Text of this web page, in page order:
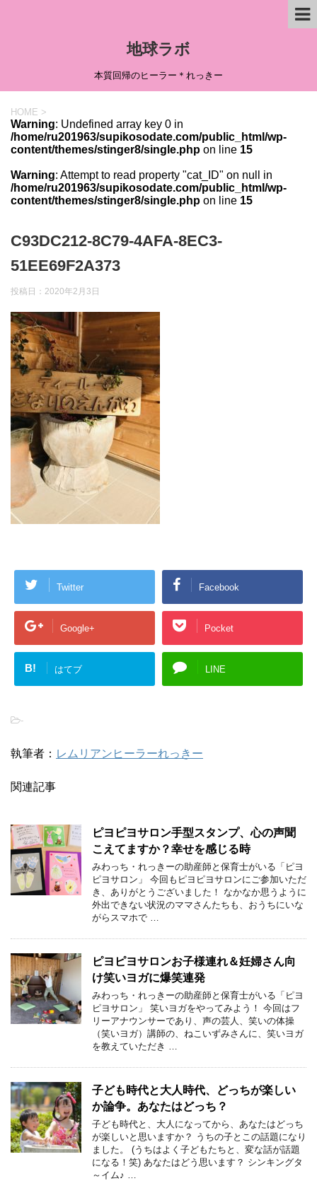
地球ラボ
本質回帰のヒーラー＊れっきー
HOME >
Warning: Undefined array key 0 in
/home/ru201963/supikosodate.com/public_html/wp-
content/themes/stinger8/single.php on line 15
Warning: Attempt to read property "cat_ID" on null in
/home/ru201963/supikosodate.com/public_html/wp-
content/themes/stinger8/single.php on line 15
C93DC212-8C79-4AFA-8EC3-
51EE69F2A373
投稿日： 2020年2月3日
Twitter Facebook
Google+ Pocket
B! はてブ LINE
-
執筆者： レムリアンヒーラーれっきー
関連記事
ピヨピヨサロン手型スタンプ、心の声聞
こえてますか？幸せを感じる時
みわっち・れっきーの助産師と保育士がいる「ピヨ
ピヨサロン」 今回もピヨピヨサロンにご参加いただ
き、ありがとうございました！ なかなか思うように
外出できない状況のママさんたちも、おうちにいな
がらスマホで …
ピヨピヨサロンお子様連れ＆妊婦さん向
け笑いヨガに爆笑連発
みわっち・れっきーの助産師と保育士がいる「ピヨ
ピヨサロン」 笑いヨガをやってみよう！ 今回はフ
リーアナウンサーであり、声の芸人、笑いの体操
（笑いヨガ）講師の、ねこいずみさんに、笑いヨガ
を教えていただき …
子ども時代と大人時代、どっちが楽しい
か論争。あなたはどっち？
子ども時代と、大人になってから、あなたはどっち
が楽しいと思いますか？ うちの子とこの話題になり
ました。 (うちはよく子どもたちと、変な話が話題
になる！笑) あなたはどう思います？ シンキングタ
～イム♪ …